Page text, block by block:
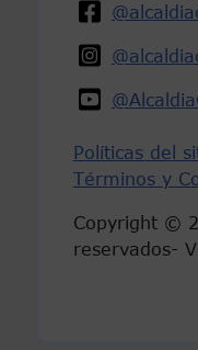
Políticas del
Términos y
Copyright ©
reservados-